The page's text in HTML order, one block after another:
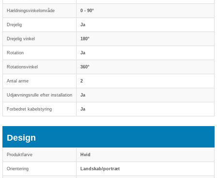
Hældningsvinkelområde 0 - 90°
Drejelig Ja
Drejelig vinkel 180°
Rotation Ja
Rotationsvinkel 360°
Antal arme 2
Udjævningsrulle efter installation Ja
Forbedret kabelstyring Ja
Design
Produktfarve Hvid
Orientering Landskab/portræt